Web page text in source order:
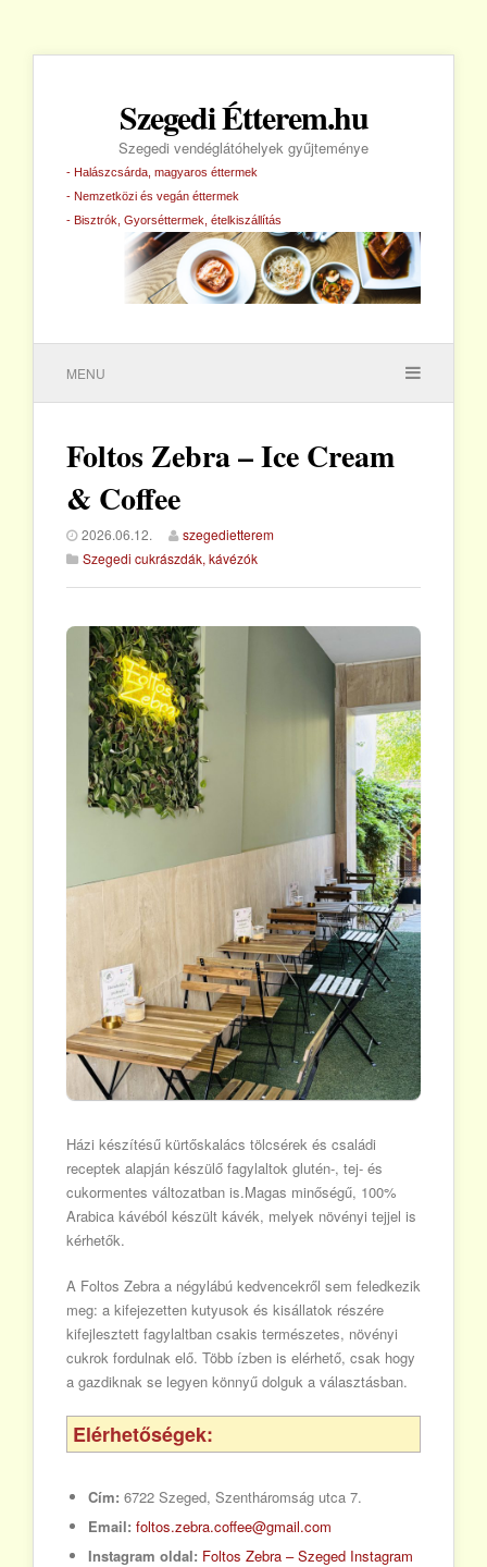
Szegedi Étterem.hu
Szegedi vendéglátóhelyek gyűjteménye
- Halászcsárda, magyaros éttermek
- Nemzetközi és vegán éttermek
- Bisztrók, Gyorséttermek, ételkiszállítás
MENU
Foltos Zebra – Ice Cream
& Coffee
2026.06.12.
szegedietterem
Szegedi cukrászdák, kávézók
Házi készítésű kürtőskalács tölcsérek és családi
receptek alapján készülő fagylaltok glutén-, tej- és
cukormentes változatban is.Magas minőségű, 100%
Arabica kávéból készült kávék, melyek növényi tejjel is
kérhetők.
A Foltos Zebra a négylábú kedvencekről sem feledkezik
meg: a kifejezetten kutyusok és kisállatok részére
kifejlesztett fagylaltban csakis természetes, növényi
cukrok fordulnak elő. Több ízben is elérhető, csak hogy
a gazdiknak se legyen könnyű dolguk a választásban.
Elérhetőségek:
Cím: 6722 Szeged, Szentháromság utca 7.
Email: foltos.zebra.coffee@gmail.com
Instagram oldal: Foltos Zebra – Szeged Instagram